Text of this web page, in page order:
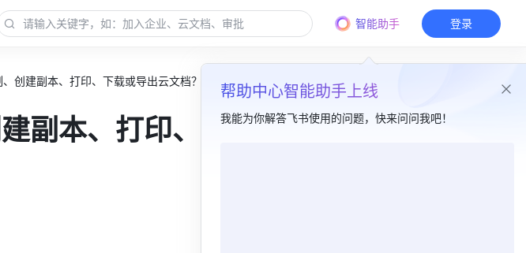
智能助手
帮助中心智能助手上线
我能为你解答飞书使用的问题，快来问问我吧！
登录
创建副本、打印、下载或导出云文档？
副本、打印、下